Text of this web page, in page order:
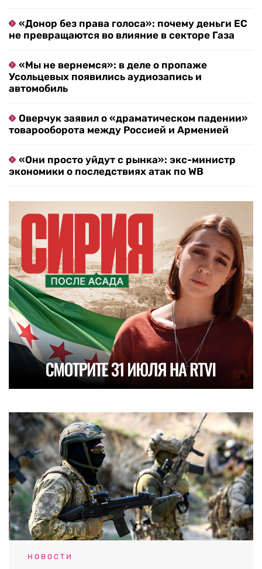
«Донор без права голоса»: почему деньги ЕС
не превращаются во влияние в секторе Газа
«Мы не вернемся»: в деле о пропаже
Усольцевых появились аудиозапись и
автомобиль
Оверчук заявил о «драматическом падении»
товарооборота между Россией и Арменией
«Они просто уйдут с рынка»: экс-министр
экономики о последствиях атак по WB
НОВОСТИ